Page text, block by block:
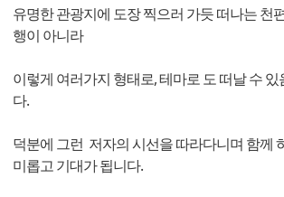
유명한 관광지에 도장 찍으러 가듯 떠나는 천
행이 아니라
이렇게 여러가지 형태로, 테마로 도 떠날 수
다.
덕분에 그런 저자의 시선을 따라다니며 함께
미롭고 기대가 됩니다.